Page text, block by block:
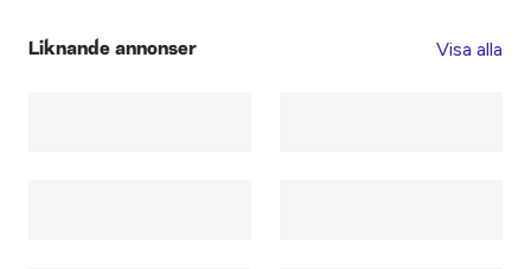
Liknande annonser Visa alla